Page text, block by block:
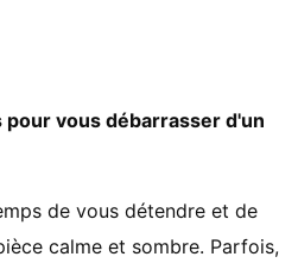
vous débarrasser d'un
de vous détendre et de
calme et sombre. Parfois,